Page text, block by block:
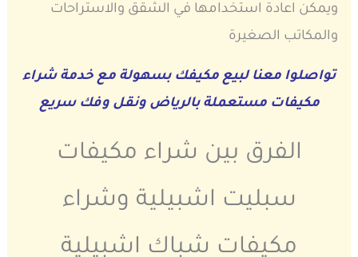
ويمكن اعادة استخدامها في الشقق والاستراحات
والمكاتب الصغيرة
تواصلوا معنا لبيع مكيفك بسهولة مع خدمة شراء
مكيفات مستعملة بالرياض ونقل وفك سريع
الفرق بين شراء مكيفات
سبليت اشبيلية وشراء
مكيفات شباك اشبيلية